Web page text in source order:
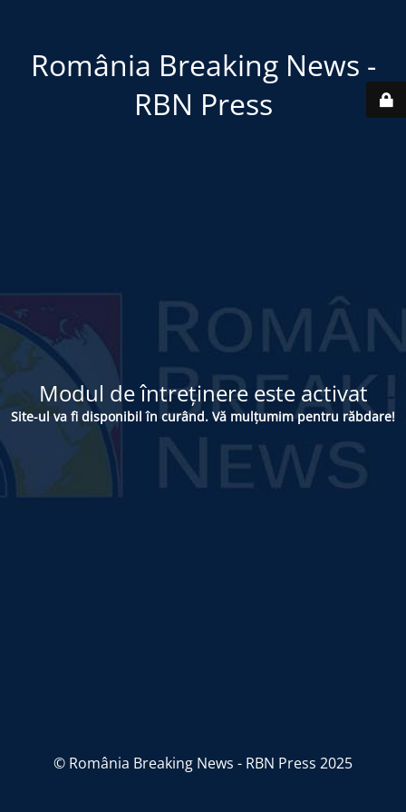
România Breaking News -
RBN Press
Modul de întreținere este activat
Site-ul va fi disponibil în curând. Vă mulțumim pentru răbdare!
© România Breaking News - RBN Press 2025